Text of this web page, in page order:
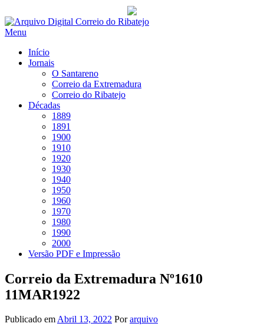
Saltar
para
Menu
Início
Jornais
O Santareno
Correio da Extremadura
Correio do Ribatejo
Décadas
1889
1891
1900
1910
1920
1930
1940
1950
1960
1970
1980
1990
2000
Versão PDF e Impressão
Correio da Extremadura Nº1610
11MAR1922
Publicado emAbril 13, 2022 Porarquivo